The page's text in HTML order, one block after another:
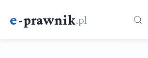
e-prawnik.pl